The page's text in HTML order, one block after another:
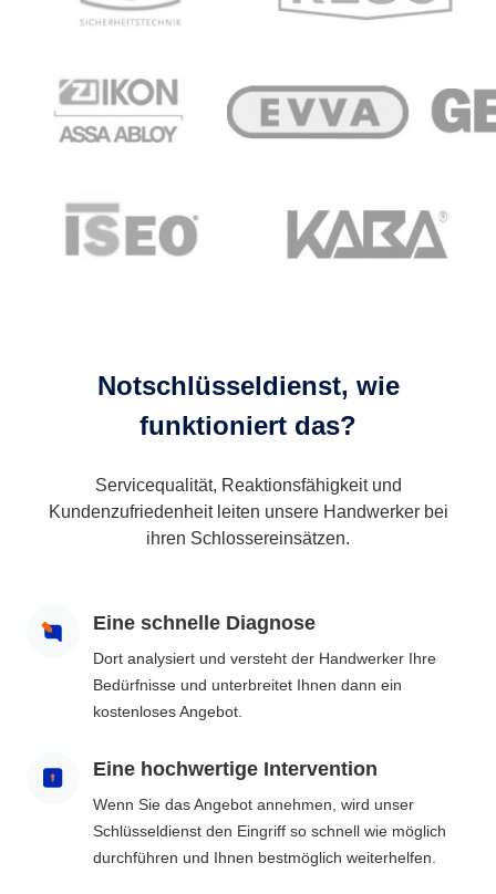
Notschlüsseldienst, wie
funktioniert das?
Servicequalität, Reaktionsfähigkeit und
Kundenzufriedenheit leiten unsere Handwerker bei
ihren Schlossereinsätzen.
Eine schnelle Diagnose
Dort analysiert und versteht der Handwerker Ihre
Bedürfnisse und unterbreitet Ihnen dann ein
kostenloses Angebot.
Eine hochwertige Intervention
Wenn Sie das Angebot annehmen, wird unser
Schlüsseldienst den Eingriff so schnell wie möglich
durchführen und Ihnen bestmöglich weiterhelfen.